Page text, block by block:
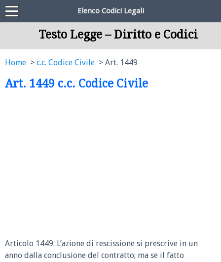
Elenco Codici Legali
Testo Legge – Diritto e Codici
Home c.c. Codice Civile Art. 1449
Art. 1449 c.c. Codice Civile
Articolo 1449. L’azione di rescissione si prescrive in un
anno dalla conclusione del contratto; ma se il fatto